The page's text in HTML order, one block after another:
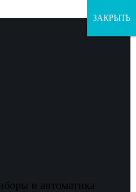
и автоматика
ЗАКРЫТЬ